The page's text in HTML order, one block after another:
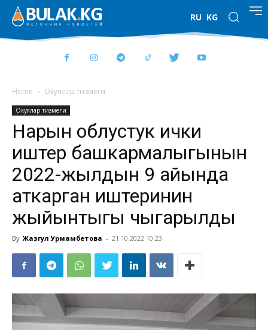
RU KG
Home Окуялар тизмеги
Окуялар тизмеги
Нарын облустук ички
иштер башкармалыгынын
2022-жылдын 9 айында
аткарган иштеринин
жыйынтыгы чыгарылды
By Жазгул Урмамбетова - 21.10.2022 10:23